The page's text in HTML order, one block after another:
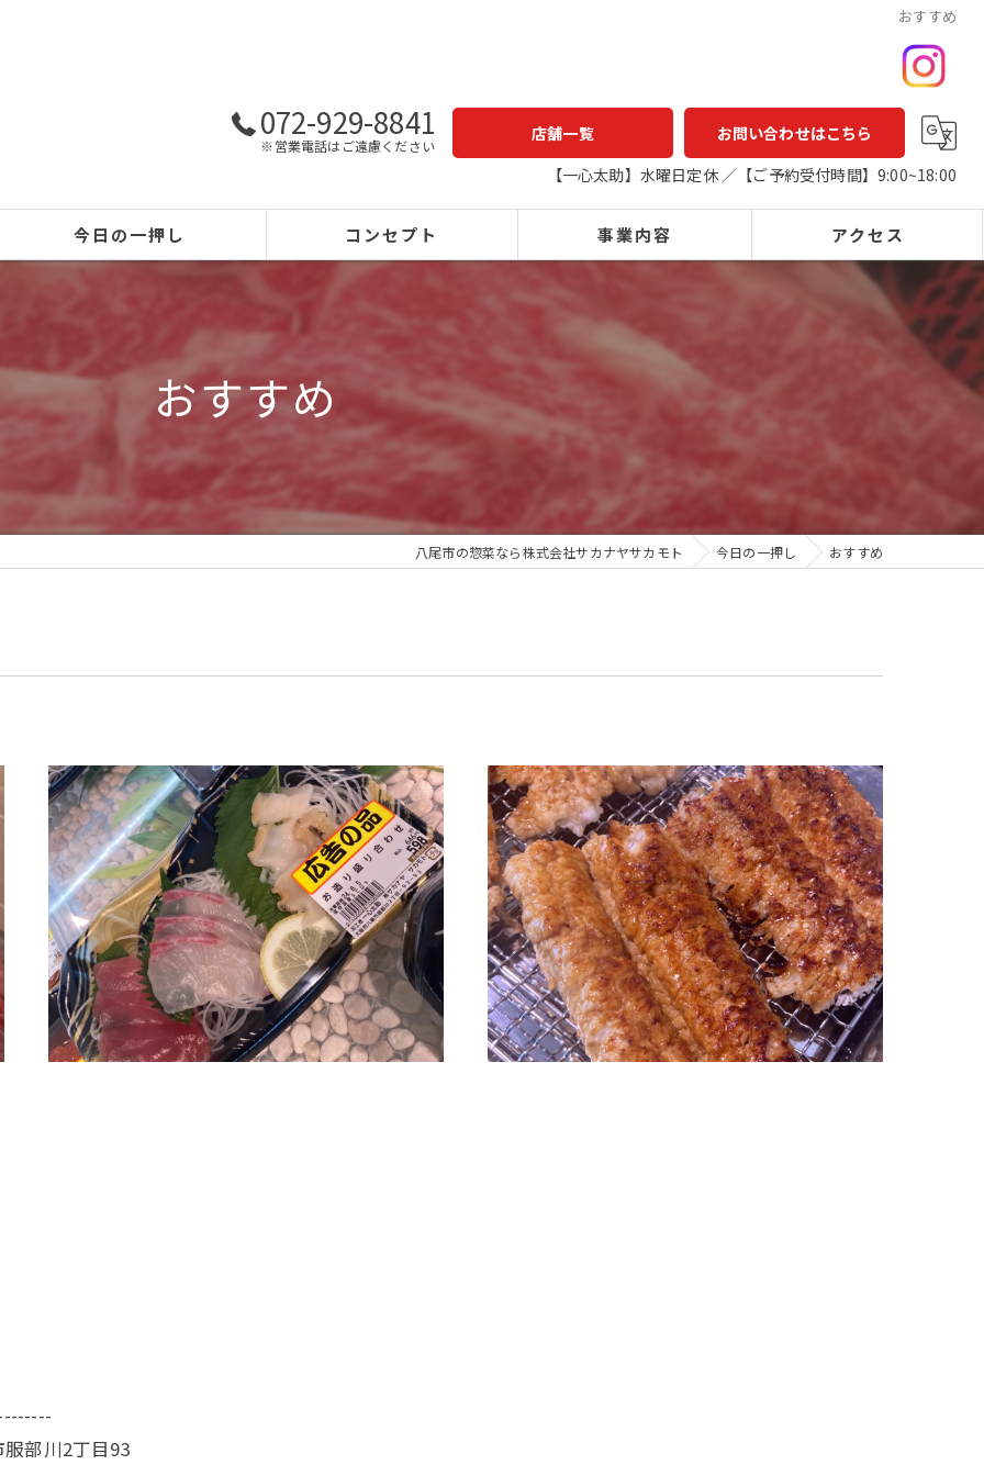
おすすめ
072-929-8841
※営業電話はご遠慮ください
店舗一覧
お問い合わせはこちら
【一心太助】水曜日定休 ／【ご予約受付時間】9:00~18:00
今日の一押し コンセプト 事業内容
一心太助
鮮魚
精肉
アクセス
鮮魚店
おすすめ
八尾市の惣菜なら株式会社サカナヤサカモト 今日の一押し おすすめ
部川2丁目93